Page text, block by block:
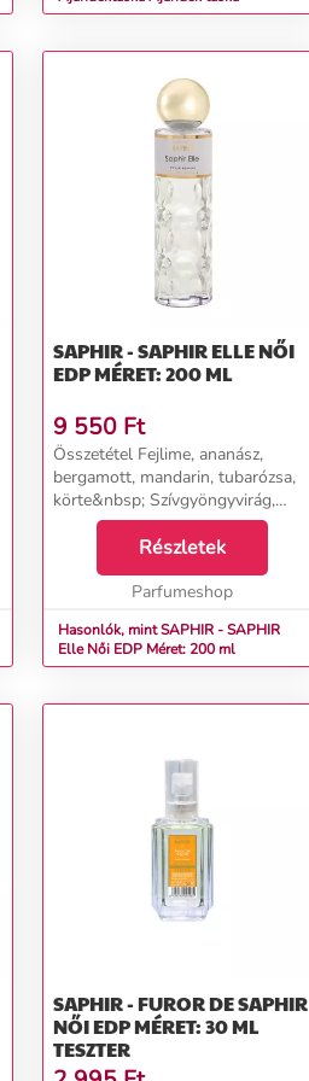
SAPHIR - SAPHIR ELLE NŐI
EDP MÉRET: 200 ML
9 550 Ft
Összetétel Fejlime, ananász,
bergamott, mandarin, tubarózsa,
körte&nbsp; Szívgyöngyvirág,
jázmin, heliotrop, ibolyagyökér
Alapcédrus, ambra, szantálfa,
vanília, pézsma...
Részletek
Parfumeshop
Hasonlók, mint SAPHIR - SAPHIR
Elle Női EDP Méret: 200 ml
SAPHIR - FUROR DE SAPHIR
NŐI EDP MÉRET: 30 ML
TESZTER